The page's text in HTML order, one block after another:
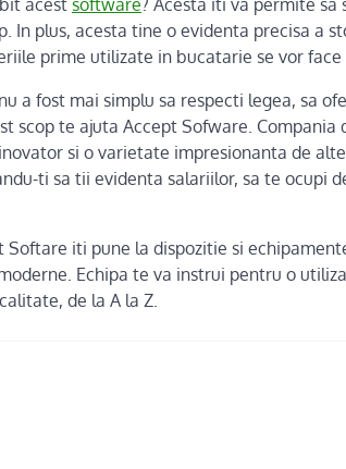
In plus, acesta tine o evidenta precisa a
prime utilizate in bucatarie se vor
a fost mai simplu sa respecti legea, sa
scop te ajuta Accept Sofware.
si o varietate impresionanta de
ti sa tii evidenta salariilor, sa te ocupi
Softare iti pune la dispozitie si
Echipa te va instrui pentru o
de la A la Z.